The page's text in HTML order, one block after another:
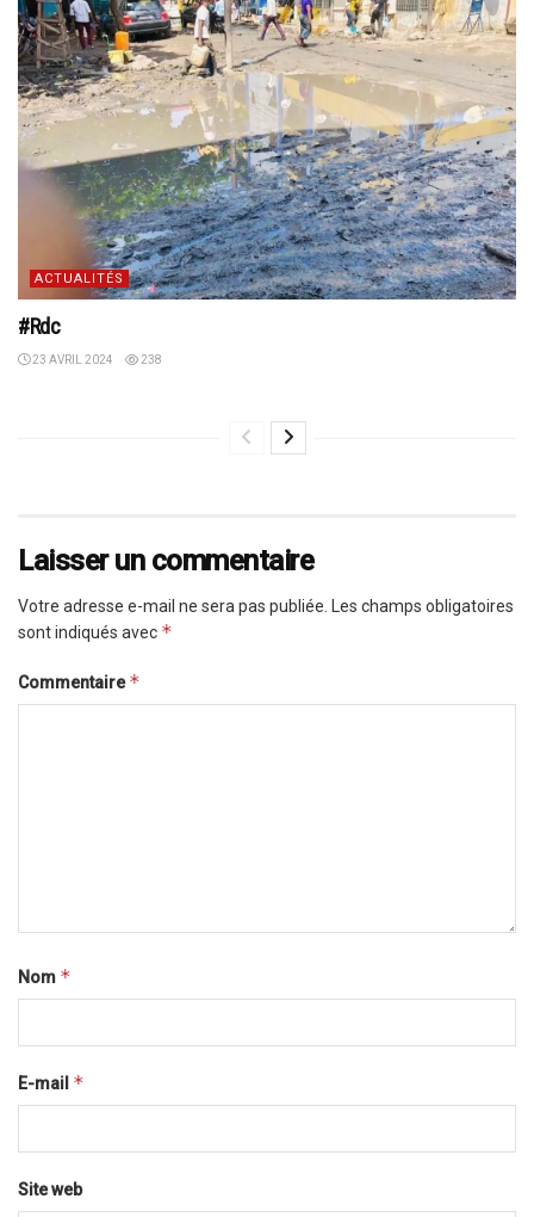
ACTUALITÉS
#Rdc
23 AVRIL 2024 238
Laisser un commentaire
Votre adresse e-mail ne sera pas publiée.
Les champs obligatoires
sont indiqués avec *
Commentaire*
Nom *
E-mail *
Site web